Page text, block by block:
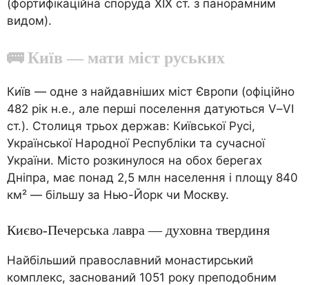
(фортифікаційна споруда XIX ст. з панорамним
видом).
🚌 Київ — мати міст руських
Київ — одне з найдавніших міст Європи (офіційно
482 рік н.е., але перші поселення датуються V–VI
ст.). Столиця трьох держав: Київської Русі,
Української Народної Республіки та сучасної
України. Місто розкинулося на обох берегах
Дніпра, має понад 2,5 млн населення і площу 840
км² — більшу за Нью-Йорк чи Москву.
Києво-Печерська лавра — духовна твердиня
Найбільший православний монастирський
комплекс, заснований 1051 року преподобним